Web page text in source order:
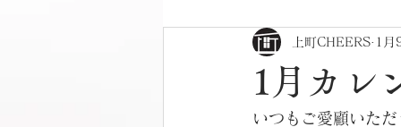
1月カレ
上町CHEERS 1月
いつもご愛顧いた